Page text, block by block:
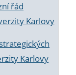
řád
Karlovy
Karlovy